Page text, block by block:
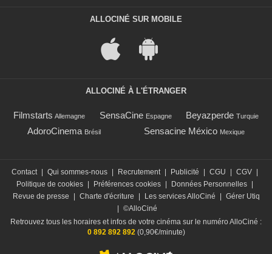
ALLOCINÉ SUR MOBILE
ALLOCINÉ À L'ÉTRANGER
Filmstarts Allemagne SensaCine Espagne Beyazperde Turquie
AdoroCinema Brésil Sensacine México Mexique
Contact Qui sommes-nous Recrutement Publicité CGU CGV
Politique de cookies
Préférences cookies Données Personnelles
Revue de presse
Charte d'écriture Les services AlloCiné
Gérer Utiq
©AlloCiné
Retrouvez tous les horaires et infos de votre cinéma sur le numéro AlloCiné :
0 892 892 892(0,90€/minute)